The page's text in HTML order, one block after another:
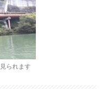
られます